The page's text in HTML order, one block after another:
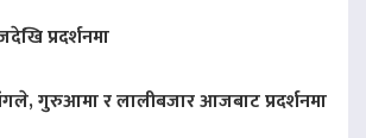
प्रदर्शनमा
गुरुआमा र लालीबजार आजबाट प्रदर्शनमा